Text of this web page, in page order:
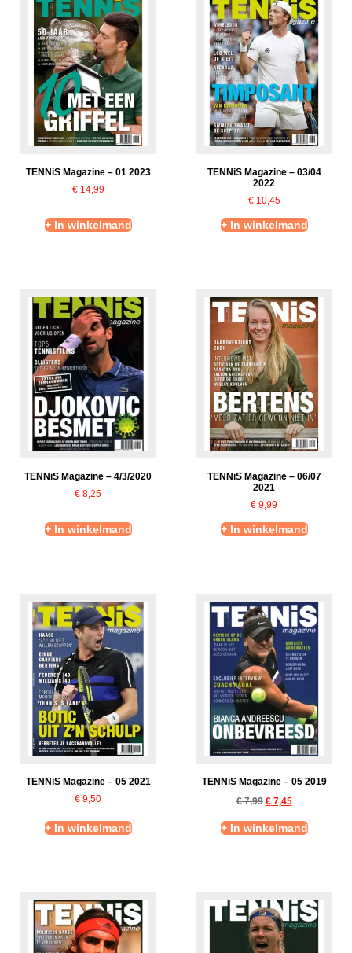
TENNiS Magazine – 01 2023
€14,99
+ In winkelmand
TENNiS Magazine – 03/04
2022
€10,45
+ In winkelmand
TENNiS Magazine – 4/3/2020
€ 8,25
+ In winkelmand
TENNiS Magazine – 06/07
2021
€ 9,99
+ In winkelmand
TENNiS Magazine – 05 2021
€ 9,50
+ In winkelmand
TENNiS Magazine – 05 2019
€7,99 €7,45
+ In winkelmand